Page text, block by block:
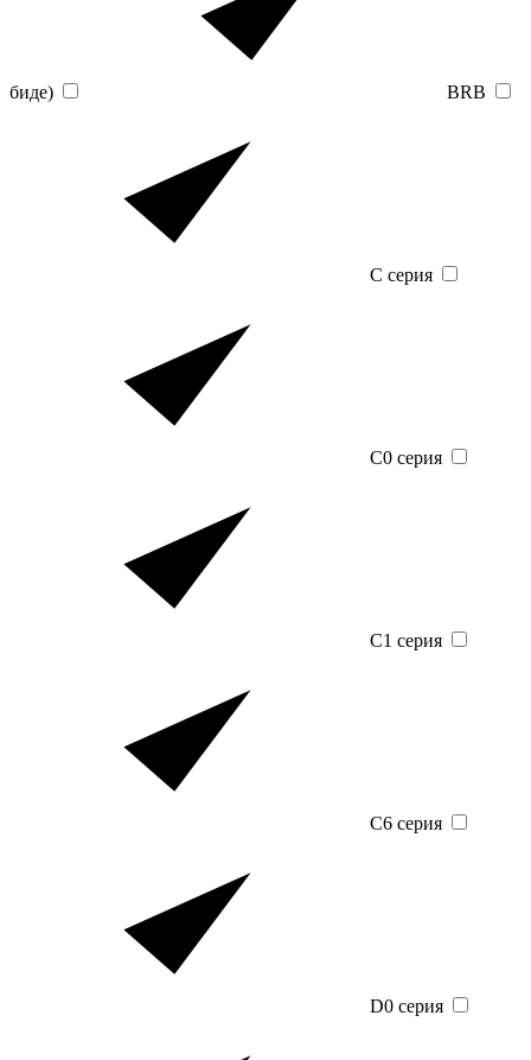
биде) BRB
C серия
C0 серия
C1 серия
C6 серия
D0 серия